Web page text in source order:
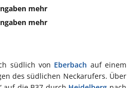
mehr
mehr
südlich von Eberbach auf einem
des südlichen Neckarufers. Über